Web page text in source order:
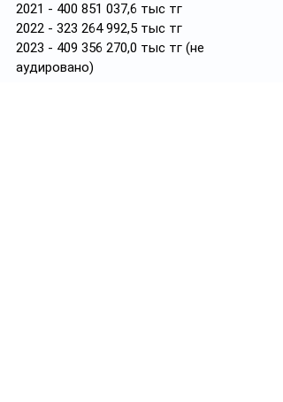
2021 - 400 851 037,6 тыс тг
2022 - 323 264 992,5 тыс тг
2023 - 409 356 270,0 тыс тг (не
аудировано)